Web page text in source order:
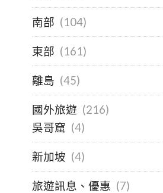
南部 (104)
東部 (161)
離島 (45)
國外旅遊 (216)
吳哥窟 (4)
新加坡 (4)
旅遊訊息、優惠 (7)